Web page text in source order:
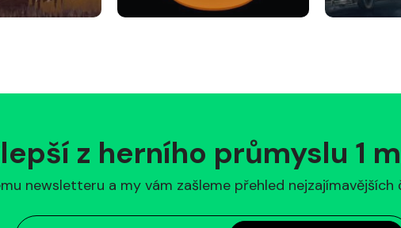
z herního průmyslu 1
newsletteru a my vám zašleme přehled nejzajímavějších